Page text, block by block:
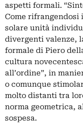
aspetti formali.
Come rifrangendosi
solare unità
divergenti valenze,
formale di Piero
cultura
all’ordine”, in
o comunque
molto distanti tra
norma geometrica,
sospesa.